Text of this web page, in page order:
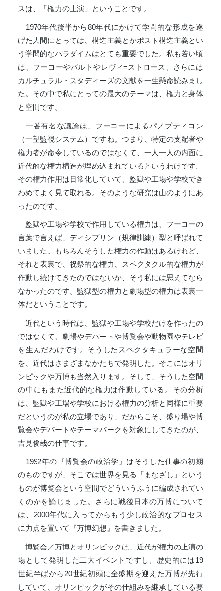
スは、「権力の上演」ということです。
1970年代後半から80年代にかけて学問的な形成を遂
げた人間にとっては、構造主義とかポスト構造主義とい
う学問的なパラダイムはとても重要でした。私も若い頃
は、フーコーやバルトやレヴィ=ストロース、さらには
カルチュラル・スタディーズの文献を一生懸命読みまし
た。その中で私にとっての最大のテーマは、権力と身体
と空間です。
一番有名な議論は、フーコーによるパノプティコン
（一望監視システム）ですね。つまり、特定の支配者や
権力者が命令しているのではなくて、一人一人の内面に
近代的な権力構造が埋め込まれているというわけです。
その権力作用は日常化していて、監獄や工場や学校でき
わめてよく見て取れる。そのような研究は山のようにあ
ったのです。
監獄や工場や学校で作用している権力は、フーコーの
言葉で言えば、ディシプリン（規律訓練）型と呼ばれて
いました。もちろんそうした権力の作動はあるけれど、
それと表裏で、祝祭的な権力、スペクタクル的な権力が
作動し続けてきたのではないか、そう私には思えてなら
なかったのです。監獄型の権力と劇場型の権力は表裏一
体だということです。
近代という時代は、監獄や工場や学校だけを作ったの
ではなくて、劇場やデパートや博覧会や動物園やテレビ
を生んだわけです。そうしたスペクタキュラーな空間
を、近代はさまざまなかたちで発明した。そこにはオリ
ンピックや万博も当然入ります。そして、そうした空間
の中にもまた近代的な権力は作動している。その分析
は、監獄や工場や学校における権力の分析と同様に重要
だというのが私の立場であり、だからこそ、盛り場や博
覧会やデパートやテーマパークを対象にしてきたのが、
吉見俊哉の仕事です。
1992年の『博覧会の政治学』はそうした仕事の初期
のものですが、そこでは世界を見る「まなざし」という
ものが博覧会という空間でどういうふうに編成されてい
くのかを論じました。さらに戦後日本の万博について
は、2000年代に入ってからもう少し政治的なプロセス
に力点を置いて『万博幻想』を書きました。
博覧会／万博とオリンピックは、近代が権力の上演の
場として発明した二大イベントですし、歴史的には19
世紀半ばから20世紀初頭に全盛期を迎えた万博が先行
していて、オリンピックがその仕組みを継承している要